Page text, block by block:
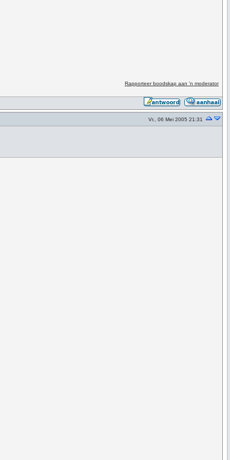
Rapporteer boodskap aan 'n moderator
Vr., 06 Mei 2005 21:31